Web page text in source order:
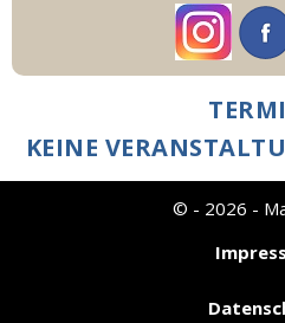
KEINE
© - 2026 -